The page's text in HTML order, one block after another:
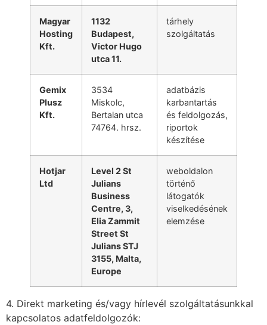
Magyar
Hosting
Kft.
1132
Budapest,
Victor Hugo
utca 11.
tárhely
szolgáltatás
Gemix
Plusz
Kft.
3534
Miskolc,
Bertalan utca
74764. hrsz.
adatbázis
karbantartás
és feldolgozás,
riportok
készítése
Hotjar
Ltd
Level 2 St
Julians
Business
Centre, 3,
Elia Zammit
Street St
Julians STJ
3155, Malta,
Europe
weboldalon
történő
látogatók
viselkedésének
elemzése
4. Direkt marketing és/vagy hírlevél szolgáltatásunkkal
kapcsolatos adatfeldolgozók: